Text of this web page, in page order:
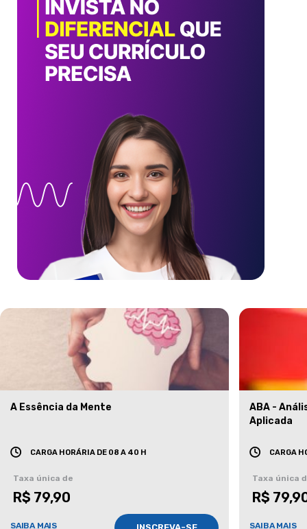
A Essência da Mente
CARGA HORÁRIA DE 08 A 40 H
Taxa única de
R$ 79,90
SAIBA MAIS INSCREVA-SE
ABA -
Aplicada
CARGA
Taxa única
R$
SAIBA MAIS